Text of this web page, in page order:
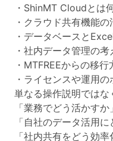
・ShinMT Cloudとは
・クラウド共有機能
・データベースと
・社内データ管理の考
・MTFREEからの移行
・ライセンスや運用の
単なる操作説明ではな
「業務でどう活かすか」
「自社のデータ活用に
「社内共有をどう効